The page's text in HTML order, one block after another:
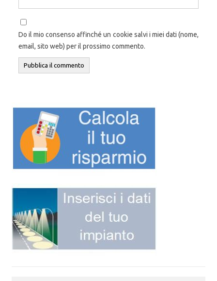
Do il mio consenso affinché un cookie salvi i miei dati (nome,
email, sito web) per il prossimo commento.